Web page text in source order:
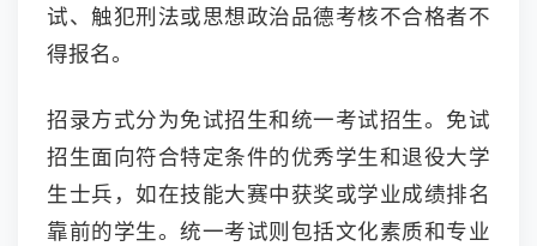
试、触犯刑法或思想政治品德考核不合格者不
得报名。
招录方式分为免试招生和统一考试招生。免试
招生面向符合特定条件的优秀学生和退役大学
生士兵，如在技能大赛中获奖或学业成绩排名
靠前的学生。统一考试则包括文化素质和专业